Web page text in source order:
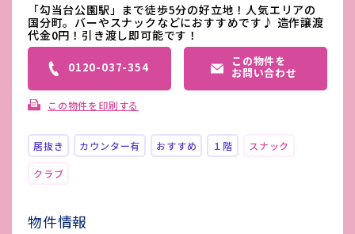
「勾当台公園駅」まで徒歩5分の好立地！人気エリアの
国分町。バーやスナックなどにおすすめです♪ 造作譲渡
代金0円！引き渡し即可能です！
0120-037-354 この物件を
お問い合わせ
この物件を印刷する
居抜き カウンター有 おすすめ １階 スナック
クラブ
物件情報